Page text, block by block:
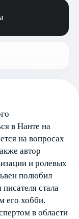
в Нанте на
на вопросах
автор
и ролевых
полюбил
стала
его хобби.
в области